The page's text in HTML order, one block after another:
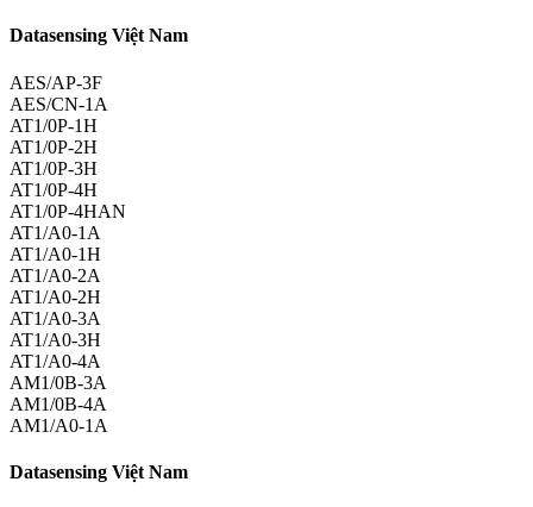
Datasensing Việt Nam
AES/AP-3F
AES/CN-1A
AT1/0P-1H
AT1/0P-2H
AT1/0P-3H
AT1/0P-4H
AT1/0P-4HAN
AT1/A0-1A
AT1/A0-1H
AT1/A0-2A
AT1/A0-2H
AT1/A0-3A
AT1/A0-3H
AT1/A0-4A
AM1/0B-3A
AM1/0B-4A
AM1/A0-1A
Datasensing Việt Nam